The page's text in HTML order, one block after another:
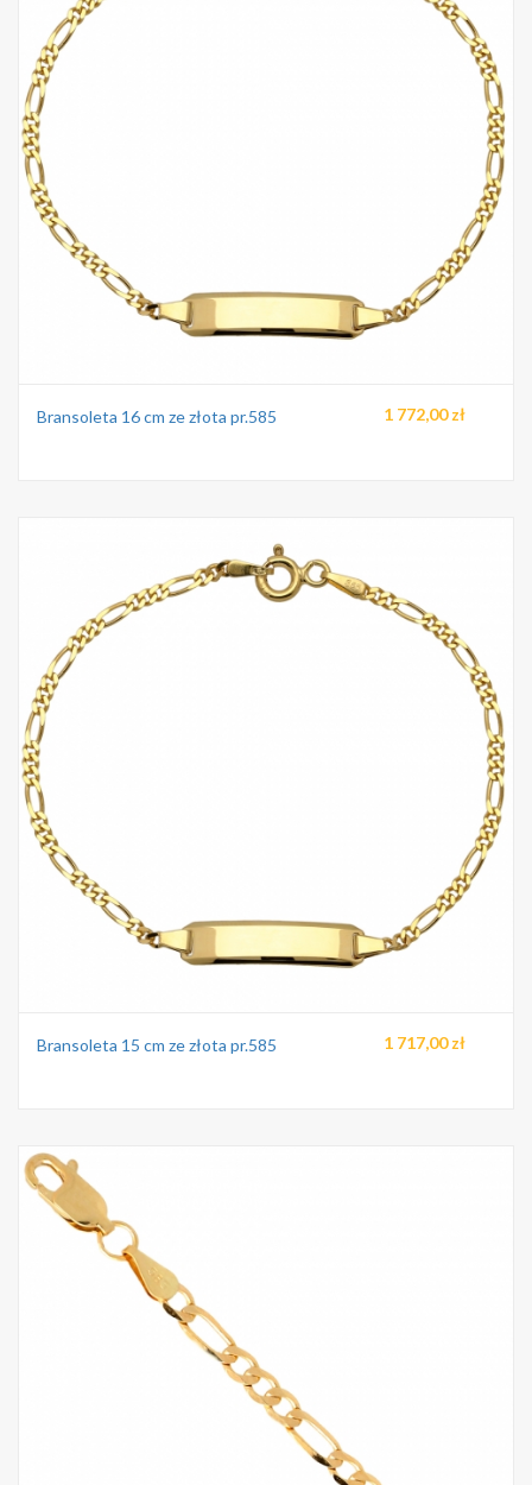
Bransoleta 16 cm ze złota pr.585 1 772,00 zł
Bransoleta 15 cm ze złota pr.585 1 717,00 zł